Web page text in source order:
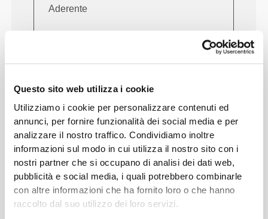
Questo sito web utilizza i cookie
Utilizziamo i cookie per personalizzare contenuti ed
annunci, per fornire funzionalità dei social media e per
analizzare il nostro traffico. Condividiamo inoltre
informazioni sul modo in cui utilizza il nostro sito con i
nostri partner che si occupano di analisi dei dati web,
pubblicità e social media, i quali potrebbero combinarle
con altre informazioni che ha fornito loro o che hanno
raccolto dal suo utilizzo dei loro servizi.
Aderente